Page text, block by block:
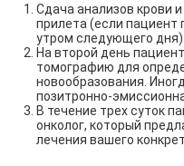
Сдача анализов крови
прилета (если пациент
утром следующего дня).
На второй день
томографию для
новообразования.
позитронно-
В течение трех суток
онколог, который
лечения вашего